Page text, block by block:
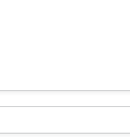
Mehrplatz- oder Standortlizenz